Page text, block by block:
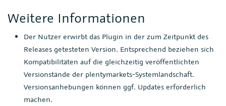
Weitere Informationen
Der Nutzer erwirbt das Plugin in der zum Zeitpunkt des
Releases getesteten Version. Entsprechend beziehen sich
Kompatibilitäten auf die gleichzeitig veröffentlichten
Versionstände der plentymarkets-Systemlandschaft.
Versionsanhebungen können ggf. Updates erforderlich
machen.